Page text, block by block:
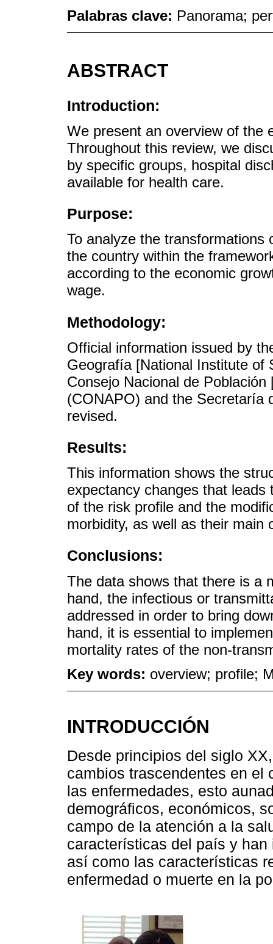
Palabras clave: Panorama;
ABSTRACT
Introduction:
We present an overview of the
Throughout this review, we
by specific groups, hospital
available for health care.
Purpose:
To analyze the transformations
the country within the
according to the economic
wage.
Methodology:
Official information issued by
Geografía [National Institute of
Consejo Nacional de
(CONAPO) and the Secretaría
revised.
Results:
This information shows the
expectancy changes that
of the risk profile and the
morbidity, as well as their main
Conclusions:
The data shows that there is a
hand, the infectious or
addressed in order to bring
hand, it is essential to
mortality rates of the non-
Key words: overview; profile;
INTRODUCCIÓN
Desde principios del siglo
cambios trascendentes en el
las enfermedades, esto
demográficos, económicos,
campo de la atención a la
características del país y
así como las características
enfermedad o muerte en la